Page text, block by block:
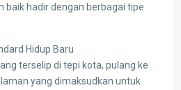
baik hadir dengan berbagai tipe
Hidup Baru
terselip di tepi kota, pulang ke
yang dimaksudkan untuk